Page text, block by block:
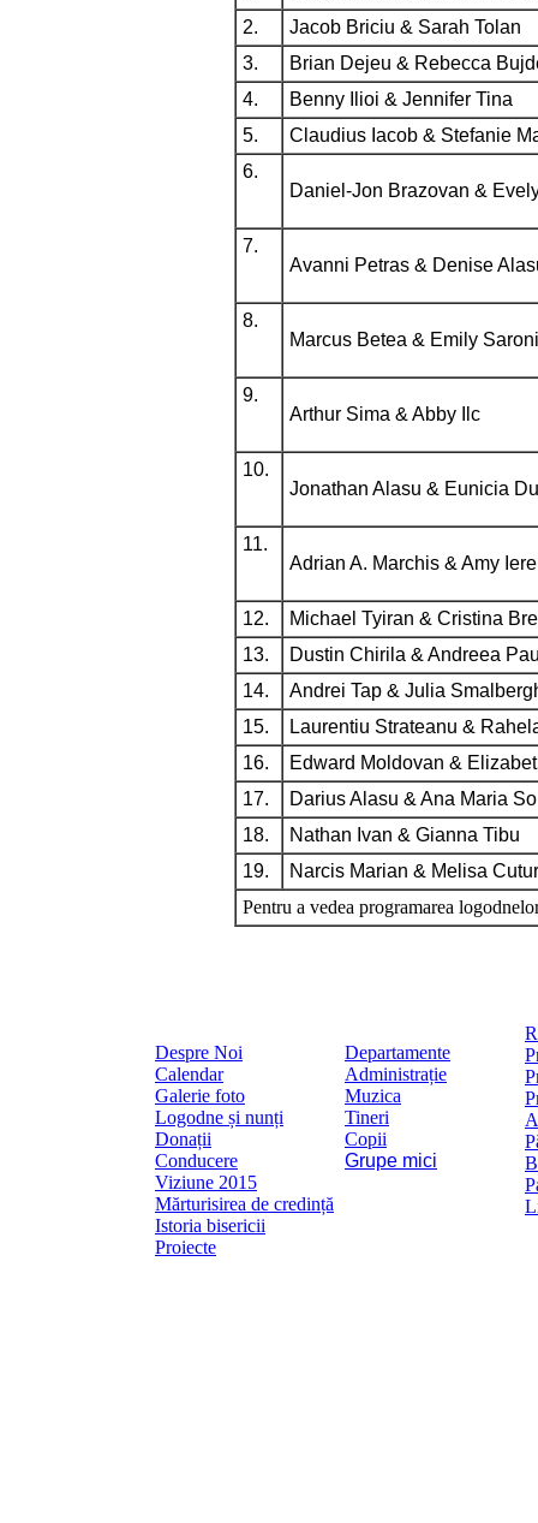
2.
Jacob Briciu & Sarah Tolan
3.
Brian Dejeu & Rebecca
4.
Benny Ilioi & Jennifer Tina
5.
Claudius Iacob & Stefanie
6.
Daniel-Jon Brazovan &
7.
Avanni Petras & Denise
8.
Marcus Betea & Emily Saroni
9.
Arthur Sima & Abby Ilc
10.
Jonathan Alasu & Eunicia
11.
Adrian A. Marchis & Amy
12.
Michael Tyiran & Cristina
13.
Dustin Chirila & Andreea
14.
Andrei Tap & Julia
15.
Laurentiu Strateanu &
16.
Edward Moldovan &
17.
Darius Alasu & Ana Maria
18.
Nathan Ivan & Gianna Tibu
19.
Narcis Marian & Melisa Cutur
Pentru a vedea programarea
Despre Noi
Calendar
Galerie foto
Logodne și nunți
Donații
Conducere
Viziune 2015
Mărturisirea de credință
Istoria bisericii
Proiecte
Departamente
Administrație
Muzica
Tineri
Copii
Grupe mici